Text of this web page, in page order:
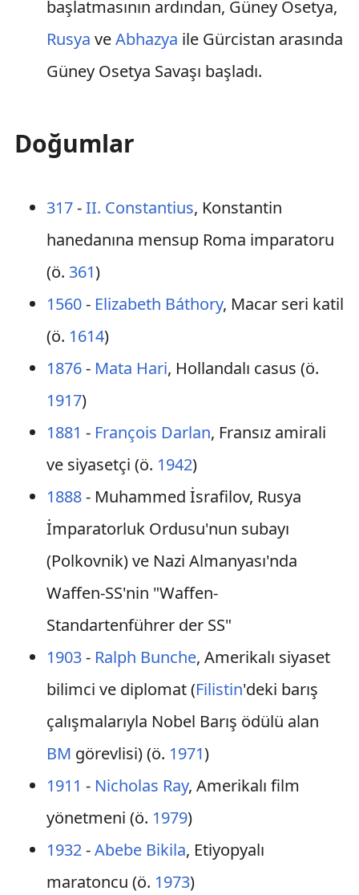
başlatmasının ardından, Güney Osetya,
Rusya veAbhazya ile Gürcistan arasında
Güney Osetya Savaşı başladı.
Doğumlar
317-II. Constantius, Konstantin
hanedanına mensup Roma imparatoru
(ö. 361)
1560- Elizabeth Báthory, Macar seri katil
(ö. 1614)
1876- Mata Hari, Hollandalı casus (ö.
1917)
1881 - François Darlan, Fransız amirali
ve siyasetçi (ö. 1942)
1888- Muhammed İsrafilov, Rusya
İmparatorluk Ordusu'nun subayı
(Polkovnik) ve Nazi Almanyası'nda
Waffen-SS'nin "Waffen-
Standartenführer der SS"
1903- Ralph Bunche, Amerikalı siyaset
bilimci ve diplomat (Filistin'deki barış
çalışmalarıyla Nobel Barış ödülü alan
BM görevlisi) (ö. 1971)
1911 - Nicholas Ray, Amerikalı film
yönetmeni (ö. 1979)
1932-Abebe Bikila, Etiyopyalı
maratoncu (ö. 1973)